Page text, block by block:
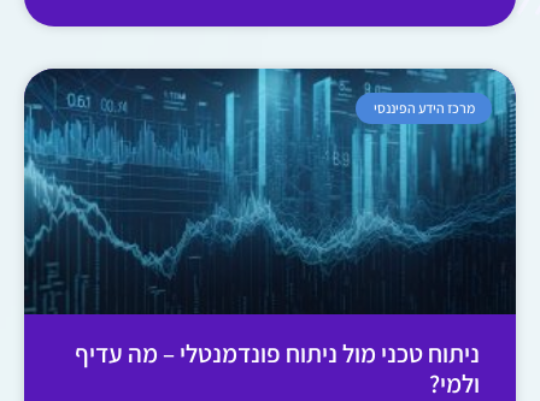
מרכז הידע הפיננסי
ניתוח טכני מול ניתוח פונדמנטלי – מה עדיף
ולמי?